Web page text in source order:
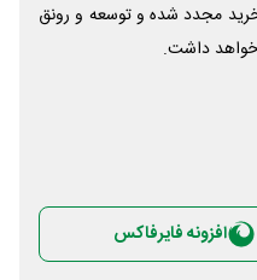
مجدد شده و توسعه و رونق
خواهد داشت.
افزونه فایرفاکس